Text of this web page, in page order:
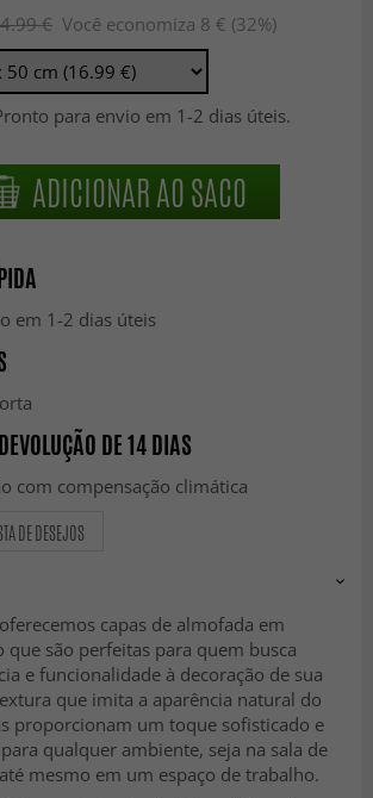
€ Você economiza 8 € (32%)
para envio em 1-2 dias úteis.
ADICIONAR AO SACO
em 1-2 dias úteis
DE 14 DIAS
com compensação climática
DE DESEJOS
capas de almofada em
que são perfeitas para quem busca
e funcionalidade à decoração de sua
que imita a aparência natural do
proporcionam um toque sofisticado e
qualquer ambiente, seja na sala de
mesmo em um espaço de trabalho.